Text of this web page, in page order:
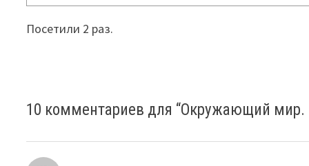
Посетили 2 раз.
10 комментариев для “Окружающий мир.